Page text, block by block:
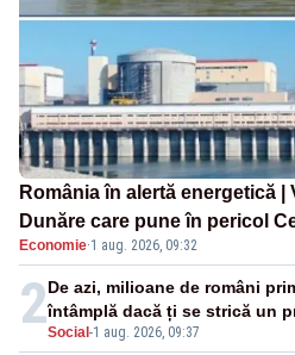
România în alertă energetică |
Dunăre care pune în pericol
cunoscută de pe vremea lui
Economie·1 aug. 2026, 09:32
2Social -1 aug. 2026, 09:37
De azi, milioane de români
întâmplă dacă ți se strică un